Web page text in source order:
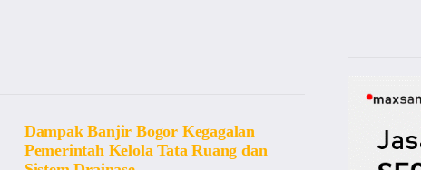
Dampak Banjir Bogor Kegagalan
Pemerintah Kelola Tata Ruang dan